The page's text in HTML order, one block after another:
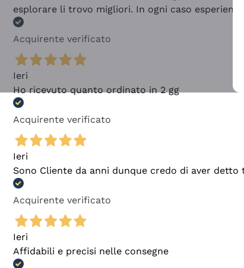
esplorare li trovo migliori. In ogni caso
Acquirente verificato
Ieri
Ho ricevuto quanto ordinato in 2 gg
Acquirente verificato
Ieri
Sono Cliente da anni dunque credo di aver detto
Acquirente verificato
Ieri
Affidabili e precisi nelle consegne